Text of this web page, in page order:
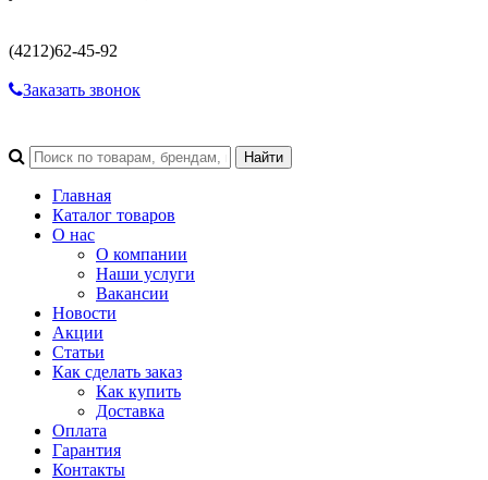
(4212)62-45-92
Заказать звонок
Главная
Каталог товаров
О нас
О компании
Наши услуги
Вакансии
Новости
Акции
Статьи
Как сделать заказ
Как купить
Доставка
Оплата
Гарантия
Контакты